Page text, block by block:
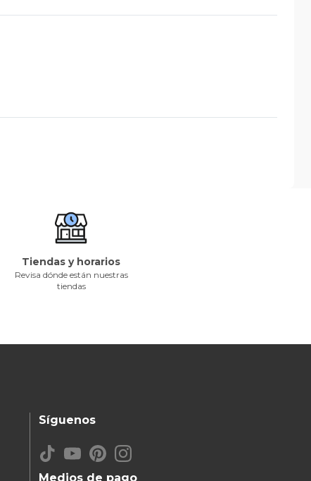
Tiendas y horarios
Revisa dónde están nuestras
tiendas
Medios de pago
Síguenos